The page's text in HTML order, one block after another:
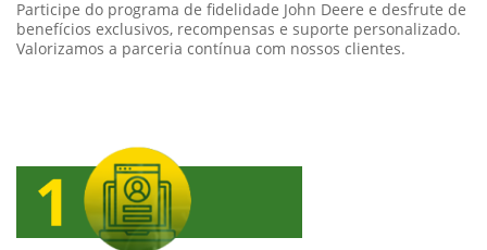
Participe do programa de fidelidade John Deere e desfrute de
benefícios exclusivos, recompensas e suporte personalizado.
Valorizamos a parceria contínua com nossos clientes.